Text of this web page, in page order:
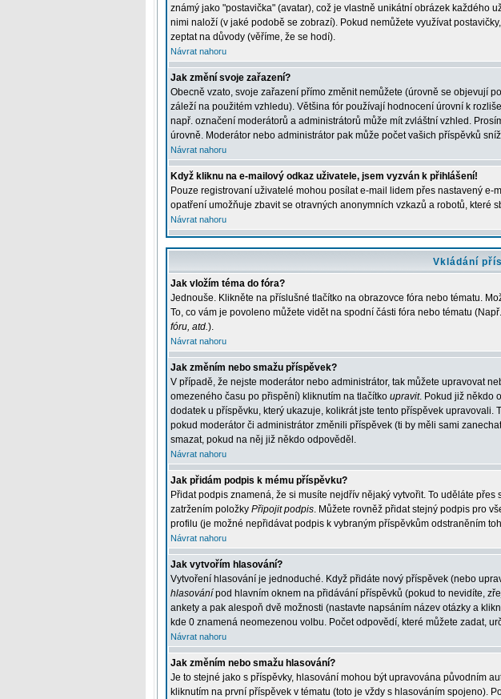
známý jako "postavička" (avatar), což je vlastně unikátní obrázek každého
nimi naloží (v jaké podobě se zobrazí). Pokud nemůžete využívat
zeptat na důvody (věříme, že se hodí).
Návrat nahoru
Jak změní svoje zařazení?
Obecně vzato, svoje zařazení přímo změnit nemůžete (úrovně se objevují
záleží na použitém vzhledu). Většina fór používají hodnocení úrovní k
např. označení moderátorů a administrátorů může mít zvláštní vzhled.
úrovně. Moderátor nebo administrátor pak může počet vašich příspěvků
Návrat nahoru
Když kliknu na e-mailový odkaz uživatele, jsem vyzván k přihlášení!
Pouze registrovaní uživatelé mohou posílat e-mail lidem přes nastavený
opatření umožňuje zbavit se otravných anonymních vzkazů a robotů, které
Návrat nahoru
Vkládání
Jak vložím téma do fóra?
Jednouše. Klikněte na příslušné tlačítko na obrazovce fóra nebo tématu.
To, co vám je povoleno můžete vidět na spodní části fóra nebo tématu (Např.
fóru, atd.).
Návrat nahoru
Jak změním nebo smažu příspěvek?
V případě, že nejste moderátor nebo administrátor, tak můžete upravovat
omezeného času po přispění) kliknutím na tlačítko upravit. Pokud již někdo
dodatek u příspěvku, který ukazuje, kolikrát jste tento příspěvek
pokud moderátor či administrátor změnili příspěvek (ti by měli sami
smazat, pokud na něj již někdo odpověděl.
Návrat nahoru
Jak přidám podpis k mému příspěvku?
Přidat podpis znamená, že si musíte nejdřív nějaký vytvořit. To uděláte přes
zatržením položky Připojit podpis. Můžete rovněž přidat stejný podpis pro
profilu (je možné nepřidávat podpis k vybraným příspěvkům odstraněním
Návrat nahoru
Jak vytvořím hlasování?
Vytvoření hlasování je jednoduché. Když přidáte nový příspěvek (nebo
hlasování pod hlavním oknem na přidávání příspěvků (pokud to nevidíte,
ankety a pak alespoň dvě možnosti (nastavte napsáním název otázky a
kde 0 znamená neomezenou volbu. Počet odpovědí, které můžete zadat,
Návrat nahoru
Jak změním nebo smažu hlasování?
Je to stejné jako s příspěvky, hlasování mohou být upravována původním
kliknutím na první příspěvek v tématu (toto je vždy s hlasováním spojeno).